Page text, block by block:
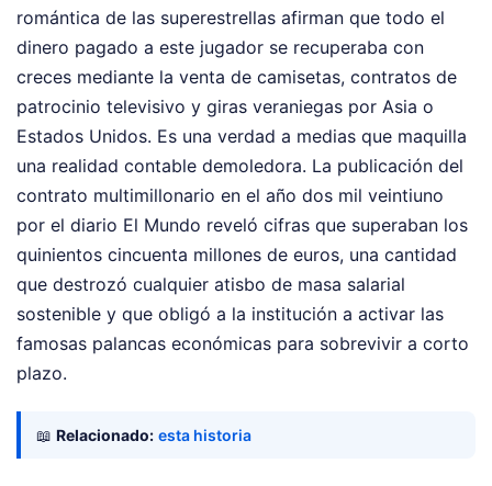
romántica de las superestrellas afirman que todo el
dinero pagado a este jugador se recuperaba con
creces mediante la venta de camisetas, contratos de
patrocinio televisivo y giras veraniegas por Asia o
Estados Unidos. Es una verdad a medias que maquilla
una realidad contable demoledora. La publicación del
contrato multimillonario en el año dos mil veintiuno
por el diario El Mundo reveló cifras que superaban los
quinientos cincuenta millones de euros, una cantidad
que destrozó cualquier atisbo de masa salarial
sostenible y que obligó a la institución a activar las
famosas palancas económicas para sobrevivir a corto
plazo.
📖 Relacionado: esta historia